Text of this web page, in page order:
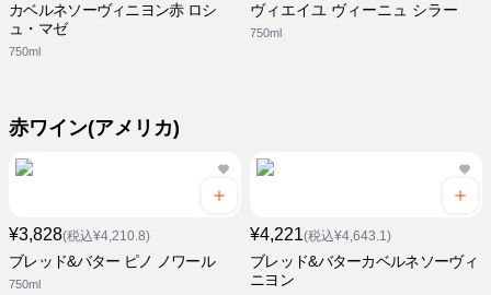
カベルネソーヴィニヨン赤 ロシ
ュ・マゼ
750ml
ヴィエイユ ヴィーニュ シラー
750ml
赤ワイン(アメリカ)
¥3,828(税込¥4,210.8)
ブレッド&バター ピノ ノワール
750ml
¥4,221(税込¥4,643.1)
ブレッド&バターカベルネソーヴィ
ニヨン